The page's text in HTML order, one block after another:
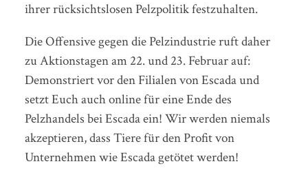
ihrer rücksichtslosen Pelzpolitik festzuhalten.
Die Offensive gegen die Pelzindustrie ruft daher
zu Aktionstagen am 22. und 23. Februar auf:
Demonstriert vor den Filialen von Escada und
setzt Euch auch online für eine Ende des
Pelzhandels bei Escada ein! Wir werden niemals
akzeptieren, dass Tiere für den Profit von
Unternehmen wie Escada getötet werden!